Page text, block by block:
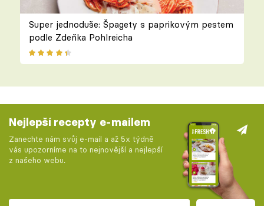
Super jednoduše: Špagety s paprikovým pestem
podle Zdeňka Pohlreicha
Nejlepší recepty e-mailem
Zanechte nám svůj e-mail a až 5x týdně
vás upozorníme na to nejnovější a nejlepší
z našeho webu.